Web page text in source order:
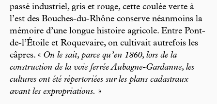
passé industriel, gris et rouge, cette coulée verte à
l’est des Bouches-du-Rhône conserve néanmoins la
mémoire d’une longue histoire agricole. Entre Pont-
de-l’Étoile et Roquevaire, on cultivait autrefois les
câpres. « On le sait, parce qu’en 1860, lors de la
construction de la voie ferrée Aubagne-Gardanne, les
cultures ont été répertoriées sur les plans cadastraux
avant les expropriations. »